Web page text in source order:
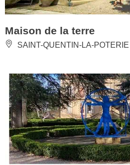
Maison de la terre
SAINT-QUENTIN-LA-POTERIE